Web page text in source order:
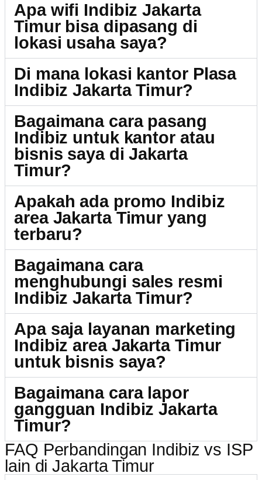
Apa wifi Indibiz Jakarta
Timur bisa dipasang di
lokasi usaha saya?
Di mana lokasi kantor Plasa
Indibiz Jakarta Timur?
Bagaimana cara pasang
Indibiz untuk kantor atau
bisnis saya di Jakarta
Timur?
Apakah ada promo Indibiz
area Jakarta Timur yang
terbaru?
Bagaimana cara
menghubungi sales resmi
Indibiz Jakarta Timur?
Apa saja layanan marketing
Indibiz area Jakarta Timur
untuk bisnis saya?
Bagaimana cara lapor
gangguan Indibiz Jakarta
Timur?
FAQ Perbandingan Indibiz vs ISP
lain di Jakarta Timur